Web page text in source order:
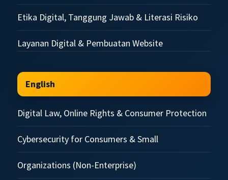
Etika Digital, Tanggung Jawab & Literasi Risiko
Layanan Digital & Pembuatan Website
English
Digital Law, Online Rights & Consumer Protection
Cybersecurity for Consumers & Small
Organizations (Non-Enterprise)